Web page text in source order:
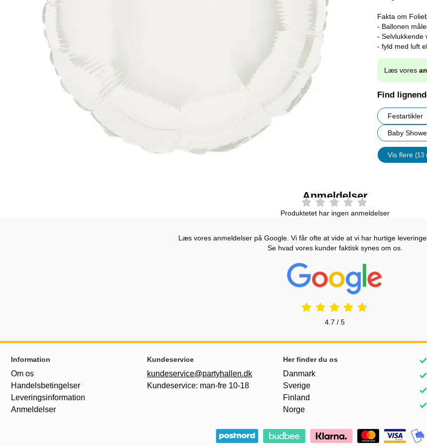
Fakta om
- Ballonen
- Selvlukkende
- fyld med luft
Læs vores
Find
Festartikler
Baby
Vis flere (13
Anmeldelser
Produktetet har ingen anmeldelser
Læs vores anmeldelser på Google. Vi får ofte at vide at vi har hurtige
Se hvad vores kunder faktisk synes om os.
Prisjakt Anmeldelser: 4.7
4.7 / 5
Sidefodsinhold Blandet info og links
Information
Om os
Handelsbetingelser
Leveringsinformation
Anmeldelser
Kundeservice
kundeservice@partyhallen.dk
Kundeservice: man-fre 10-18
Her finder du os
Danmark
Sverige
Finland
Norge